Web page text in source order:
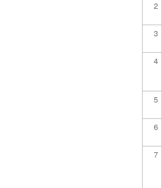
2
3
4
5
6
7